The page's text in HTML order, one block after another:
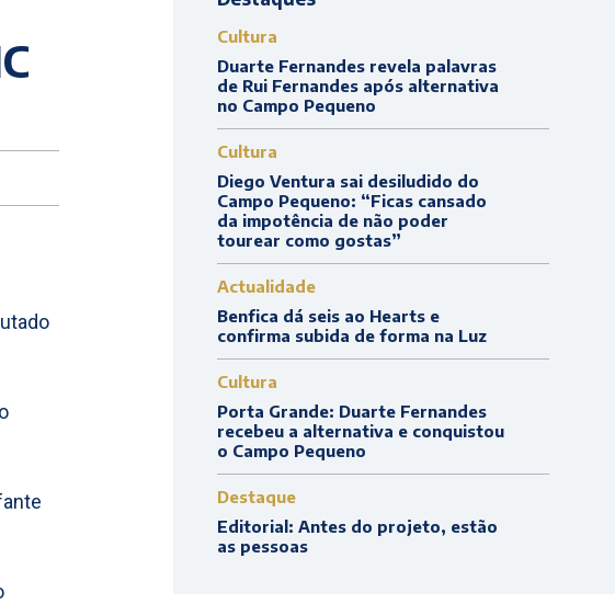
Cultura
Duarte Fernandes revela palavras
de Rui Fernandes após alternativa
no Campo Pequeno
Cultura
Diego Ventura sai desiludido do
Campo Pequeno: “Ficas cansado
da impotência de não poder
tourear como gostas”
Actualidade
Benfica dá seis ao Hearts e
confirma subida de forma na Luz
Cultura
Porta Grande: Duarte Fernandes
recebeu a alternativa e conquistou
o Campo Pequeno
Destaque
Editorial: Antes do projeto, estão
as pessoas